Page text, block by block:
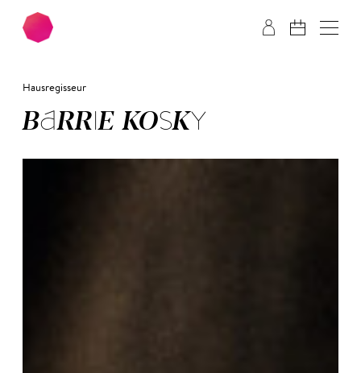
Zum Hauptinhalt springen Zum Footer springen
Hausregisseur
BAR­RIE KOS­KY